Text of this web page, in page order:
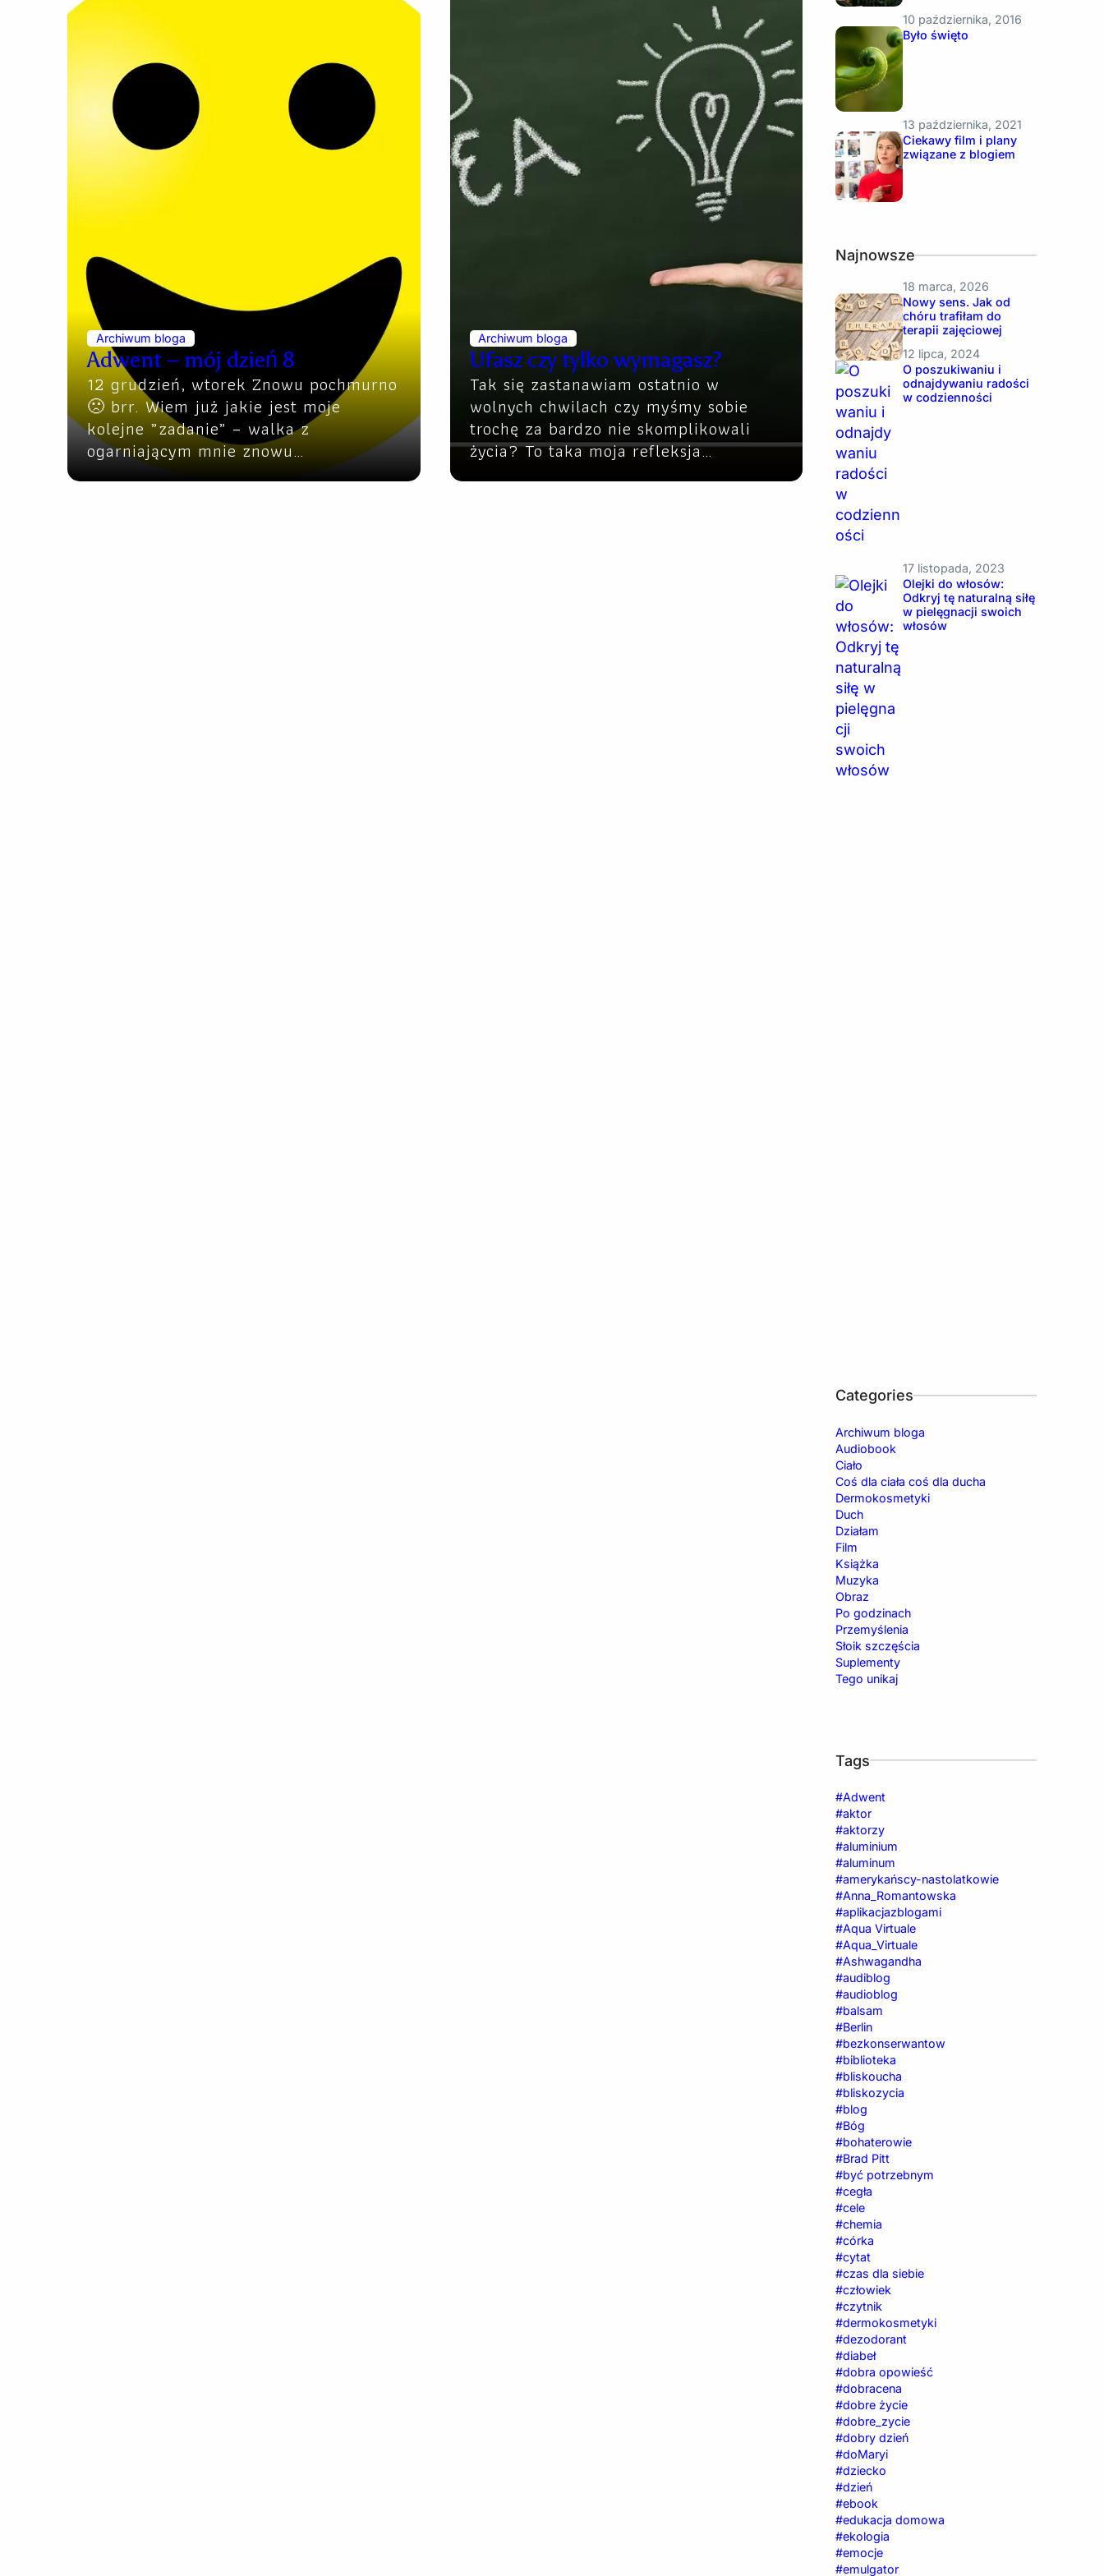
Archiwum bloga
Adwent – mój dzień 8
12 grudzień, wtorek Znowu pochmurno
🙁 brr. Wiem już jakie jest moje
kolejne „zadanie” – walka z
ogarniającym mnie znowu…
Archiwum bloga
Ufasz czy tylko wymagasz?
Tak się zastanawiam ostatnio w
wolnych chwilach czy myśmy sobie
trochę za bardzo nie skomplikowali
życia? To taka moja refleksja…
10 października, 2016
Było święto
13 października, 2021
Ciekawy film i plany
związane z blogiem
Najnowsze
18 marca, 2026
Nowy sens. Jak od
chóru trafiłam do
terapii zajęciowej
12 lipca, 2024
O poszukiwaniu i
odnajdywaniu radości
w codzienności
17 listopada, 2023
Olejki do włosów:
Odkryj tę naturalną siłę
w pielęgnacji swoich
włosów
Categories
Archiwum bloga
Audiobook
Ciało
Coś dla ciała coś dla ducha
Dermokosmetyki
Duch
Działam
Film
Książka
Muzyka
Obraz
Po godzinach
Przemyślenia
Słoik szczęścia
Suplementy
Tego unikaj
Tags
#Adwent
#aktor
#aktorzy
#aluminium
#aluminum
#amerykańscy-nastolatkowie
#Anna_Romantowska
#aplikacjazblogami
#Aqua Virtuale
#Aqua_Virtuale
#Ashwagandha
#audiblog
#audioblog
#balsam
#Berlin
#bezkonserwantow
#biblioteka
#bliskoucha
#bliskozycia
#blog
#Bóg
#bohaterowie
#Brad Pitt
#być potrzebnym
#cegła
#cele
#chemia
#córka
#cytat
#czas dla siebie
#człowiek
#czytnik
#dermokosmetyki
#dezodorant
#diabeł
#dobra opowieść
#dobracena
#dobre życie
#dobre_zycie
#dobry dzień
#doMaryi
#dziecko
#dzień
#ebook
#edukacja domowa
#ekologia
#emocje
#emulgator